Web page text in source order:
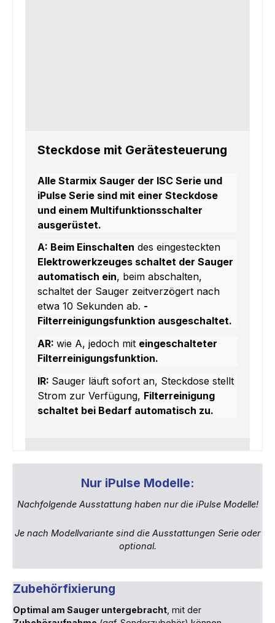
Steckdose mit Gerätesteuerung
Alle Starmix Sauger der ISC Serie und
iPulse Serie sind mit einer Steckdose
und einem Multifunktionsschalter
ausgerüstet.
A: Beim Einschalten des eingesteckten
Elektrowerkzeuges schaltet der Sauger
automatisch ein, beim abschalten,
schaltet der Sauger zeitverzögert nach
etwa 10 Sekunden ab. -
Filterreinigungsfunktion ausgeschaltet.
AR: wie A, jedoch mit eingeschalteter
Filterreinigungsfunktion.
IR: Sauger läuft sofort an, Steckdose stellt
Strom zur Verfügung, Filterreinigung
schaltet bei Bedarf automatisch zu.
Nur iPulse Modelle:
Nachfolgende Ausstattung haben nur die iPulse Modelle!
Je nach Modellvariante sind die Ausstattungen Serie oder
optional.
Zubehörfixierung
Optimal am Sauger untergebracht, mit der